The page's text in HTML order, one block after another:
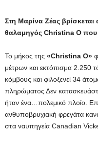
Στη Μαρίνα Ζέας
θαλαμηγός Christina O που
Το μήκος της «Christina O»
μέτρων και εκτόπισμα 2.250
κόμβους και φιλοξενεί 34
πληρώματος Δεν
ήταν ένα…πολεμικό πλοίο.
ανθυποβρυχιακή φρεγάτα
στα ναυπηγεία Canadian